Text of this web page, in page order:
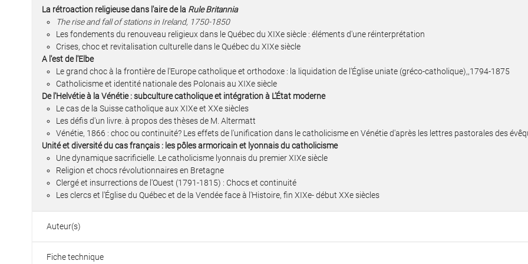
La rétroaction religieuse dans l'aire de la Rule Britannia
The rise and fall of stations in Ireland, 1750-1850
Les fondements du renouveau religieux dans le Québec du XIXe siècle : éléments d'une réinterprétation
Crises, choc et revitalisation culturelle dans le Québec du XIXe siècle
A l'est de l'Elbe
Le grand choc à la frontière de l'Europe catholique et orthodoxe : la liquidation de l'Église uniate (gréco-catholique),,1794-1875
Catholicisme et identité nationale des Polonais au XIXe siècle
De l'Helvétie à la Vénétie : subculture catholique et intégration à L’État moderne
Le cas de la Suisse catholique aux XIXe et XXe siècles
Les défis d'un livre. à propos des thèses de M. Altermatt
Vénétie, 1866 : choc ou continuité? Les effets de l'unification dans le catholicisme en Vénétie d'après les lettres pastorales des
Unité et diversité du cas français : les pôles armoricain et lyonnais du catholicisme
Une dynamique sacrificielle. Le catholicisme lyonnais du premier XIXe siècle
Religion et chocs révolutionnaires en Bretagne
Clergé et insurrections de l'Ouest (1791-1815) : Chocs et continuité
Les clercs et l'Église du Québec et de la Vendée face à l'Histoire, fin XIXe- début XXe siècles
Auteur(s)
Fiche technique